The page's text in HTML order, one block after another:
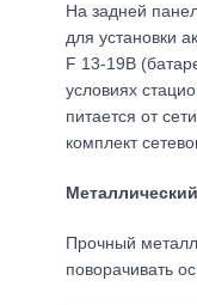
На задней
для установки
F 13-19В
условиях
питается от
комплект
Прочный
поворачивать